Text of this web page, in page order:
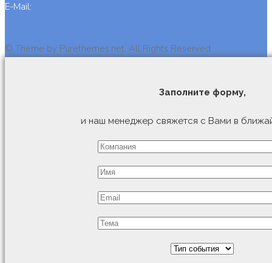
E-Mail:
© Theme by Purethemes.net. All Rights Reserved.
Заполните форму,
и наш менеджер свяжется с Вами в